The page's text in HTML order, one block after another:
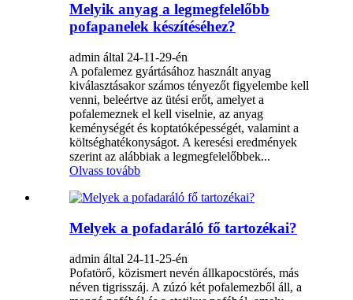
Melyik anyag a legmegfelelőbb
pofapanelek készítéséhez?
admin által 24-11-29-én
A pofalemez gyártásához használt anyag
kiválasztásakor számos tényezőt figyelembe kell
venni, beleértve az ütési erőt, amelyet a
pofalemeznek el kell viselnie, az anyag
keménységét és koptatóképességét, valamint a
költséghatékonyságot. A keresési eredmények
szerint az alábbiak a legmegfelelőbbek...
Olvass tovább
Melyek a pofadaráló fő tartozékai?
admin által 24-11-25-én
Pofatörő, közismert nevén állkapocstörés, más
néven tigrisszáj. A zúzó két pofalemezből áll, a